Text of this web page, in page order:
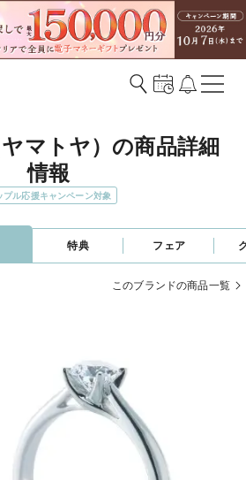
マトヤ）の商品詳細
情報
プル応援キャンペーン対象
特典 フェア
このブランドの商品一覧